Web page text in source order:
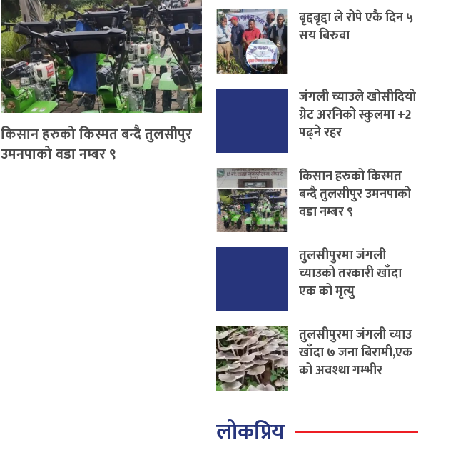
किसान हरुको किस्मत बन्दै तुलसीपुर
उमनपाको वडा नम्बर ९
बृद्दबृद्दा ले रोपे एकै दिन ५
सय बिरुवा
जंगली च्याउले खोसीदियो
ग्रेट अरनिको स्कुलमा +2
पढ्ने रहर
किसान हरुको किस्मत
बन्दै तुलसीपुर उमनपाको
वडा नम्बर ९
तुलसीपुरमा जंगली
च्याउको तरकारी खाँदा
एक को मृत्यु
तुलसीपुरमा जंगली च्याउ
खाँदा ७ जना बिरामी,एक
को अवश्था गम्भीर
लोकप्रिय